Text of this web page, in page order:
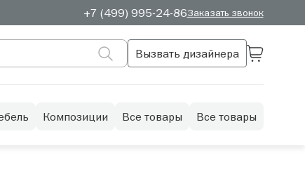
+7 (499) 995-24-86Заказать звонок
Вызвать дизайнера
Композиции Все товары Все товары